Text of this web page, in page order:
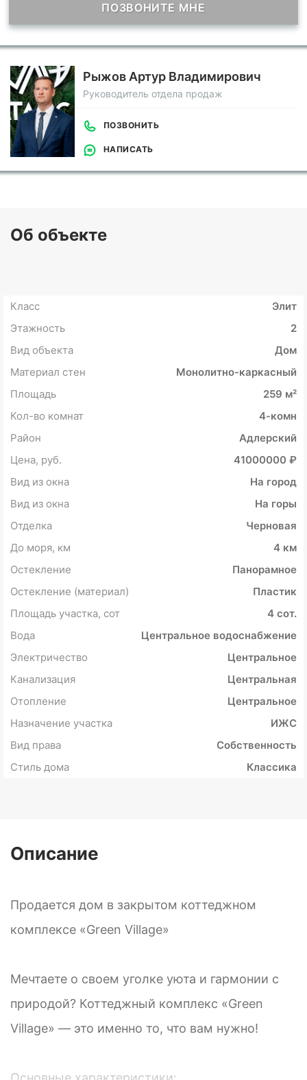
ПОЗВОНИТЕ МНЕ
Рыжов Артур Владимирович
Руководитель отдела продаж
ПОЗВОНИТЬ
НАПИСАТЬ
Об объекте
Класс
Элит
Этажность
2
Вид объекта
Дом
Материал стен
Монолитно-каркасный
Площадь
259 м²
Кол-во комнат
4-комн
Район
Адлерский
Цена, руб.
41000000 ₽
Вид из окна
На город
Вид из окна
На горы
Отделка
Черновая
До моря, км
4 км
Остекление
Панорамное
Остекление (материал)
Пластик
Площадь участка, сот
4 сот.
Вода
Центральное водоснабжение
Электричество
Центральное
Канализация
Центральная
Отопление
Центральное
Назначение участка
ИЖС
Вид права
Собственность
Стиль дома
Классика
Описание
Продается дом в закрытом коттеджном
комплексе «Green Village»
Мечтаете о своем уголке уюта и гармонии с
природой? Коттеджный комплекс «Green
Village» — это именно то, что вам нужно!